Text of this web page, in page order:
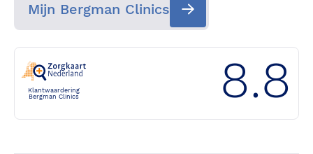
Mijn Bergman Clinics
Klantwaardering
Bergman Clinics
8.8